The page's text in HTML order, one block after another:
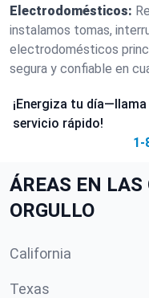
Electrodomésticos:
instalamos tomas,
electrodomésticos
segura y confiable en
¡Energiza tu
servicio rápido!
1-
ÁREAS EN LAS
ORGULLO
California
Texas